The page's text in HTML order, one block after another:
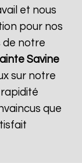
et nous
pour nos
de notre
Savine
sur notre
que